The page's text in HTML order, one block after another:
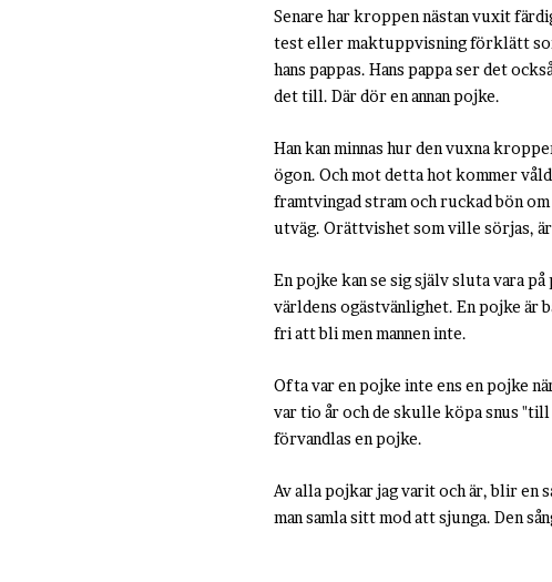
Senare har kroppen nästan vuxit
test eller maktuppvisning förklätt
hans pappas. Hans pappa ser det
det till. Där dör en annan pojke.
Han kan minnas hur den vuxna
ögon. Och mot detta hot kommer
framtvingad stram och ruckad bön om
utväg. Orättvishet som ville sörjas,
En pojke kan se sig själv sluta vara
världens ogästvänlighet. En pojke är
fri att bli men mannen inte.
Ofta var en pojke inte ens en pojke
var tio år och de skulle köpa snus "till
förvandlas en pojke.
Av alla pojkar jag varit och är, blir en
man samla sitt mod att sjunga. Den